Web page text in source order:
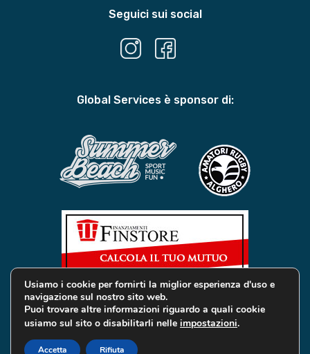
Seguici sui social
Global Services è sponsor di:
© 2019 Global Services Immobiliari | All rights reserved |
Privacy e Cookie
Usiamo i cookie per fornirti la miglior esperienza d'uso e
navigazione sul nostro sito web.
Puoi trovare altre informazioni riguardo a quali cookie
usiamo sul sito o disabilitarli nelle impostazioni.
Accetta Rifiuta